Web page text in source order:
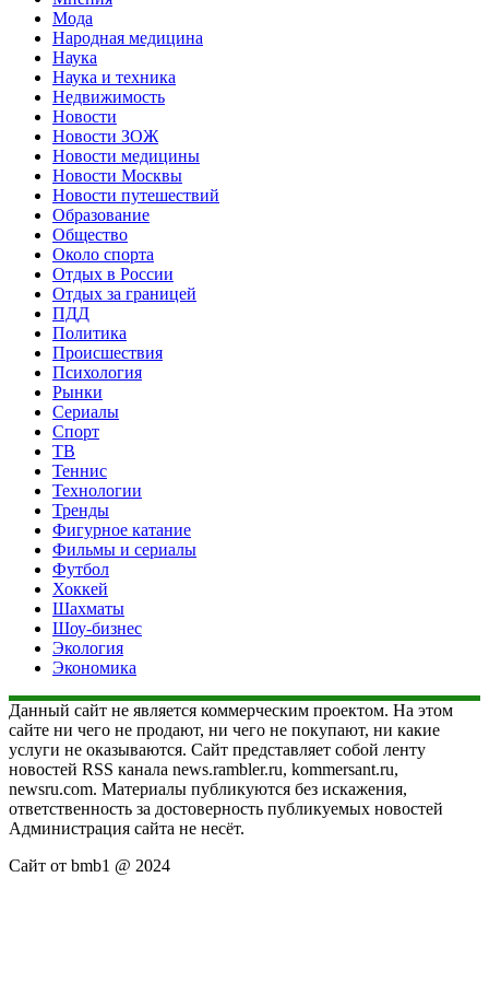
Мода
Народная медицина
Наука
Наука и техника
Недвижимость
Новости
Новости ЗОЖ
Новости медицины
Новости Москвы
Новости путешествий
Образование
Общество
Около спорта
Отдых в России
Отдых за границей
ПДД
Политика
Происшествия
Психология
Рынки
Сериалы
Спорт
ТВ
Теннис
Технологии
Тренды
Фигурное катание
Фильмы и сериалы
Футбол
Хоккей
Шахматы
Шоу-бизнес
Экология
Экономика
Данный сайт не является коммерческим проектом. На этом
сайте ни чего не продают, ни чего не покупают, ни какие
услуги не оказываются. Сайт представляет собой ленту
новостей RSS канала news.rambler.ru, kommersant.ru,
newsru.com. Материалы публикуются без искажения,
ответственность за достоверность публикуемых новостей
Администрация сайта не несёт.
Сайт от bmb1 @ 2024